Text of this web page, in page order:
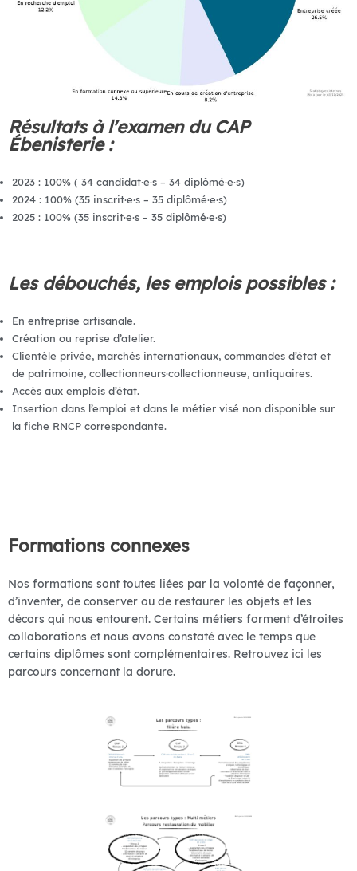
Résultats à l'examen du CAP
Ébenisterie :
2023 : 100% ( 34 candidat·e·s – 34 diplômé·e·s)
2024 : 100% (35 inscrit·e·s – 35 diplômé·e·s)
2025 : 100% (35 inscrit·e·s – 35 diplômé·e·s)
Les débouchés, les emplois possibles :
En entreprise artisanale.
Création ou reprise d’atelier.
Clientèle privée, marchés internationaux, commandes d’état et
de patrimoine, collectionneurs·collectionneuse, antiquaires.
Accès aux emplois d’état.
Insertion dans l’emploi et dans le métier visé non disponible sur
la fiche RNCP correspondante.
Formations connexes
Nos formations sont toutes liées par la volonté de façonner,
d’inventer, de conserver ou de restaurer les objets et les
décors qui nous entourent. Certains métiers forment d’étroites
collaborations et nous avons constaté avec le temps que
certains diplômes sont complémentaires. Retrouvez ici les
parcours concernant la dorure.